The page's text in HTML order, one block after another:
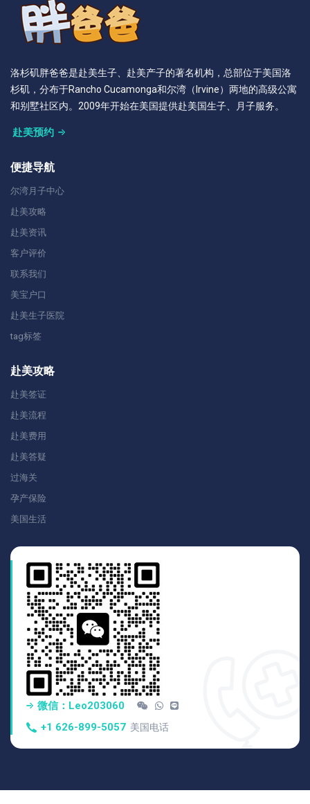
洛杉矶胖爸爸是赴美生子、赴美产子的著名机构，总部位于美国洛
杉矶，分布于Rancho Cucamonga和尔湾（Irvine）两地的高级公寓
和别墅社区内。2009年开始在美国提供赴美国生子、月子服务。
赴美预约
便捷导航
尔湾月子中心
赴美攻略
赴美资讯
客户评价
联系我们
美宝户口
赴美生子医院
tag标签
赴美攻略
赴美签证
赴美流程
赴美费用
赴美答疑
过海关
孕产保险
美国生活
微信：Leo203060
+1 626-899-5057 美国电话